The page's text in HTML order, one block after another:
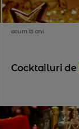
acum 13 ani
Cocktailuri de